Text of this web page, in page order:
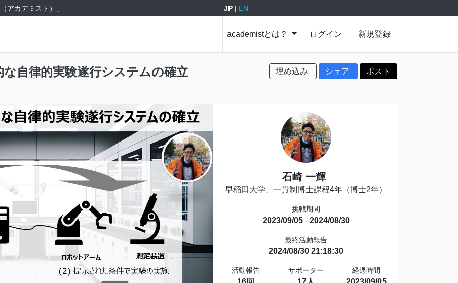
アカデミスト）」 JP | EN
academistとは？ ログイン 新規登録
自律的実験遂行システムの確立 埋め込み シェア ポスト
石崎 一輝
早稲田大学、一貫制博士課程4年（博士2年）
挑戦期間
2023/09/05- 2024/08/30
最終活動報告
2024/08/30 21:18:30
活動報告 サポーター 経過時間